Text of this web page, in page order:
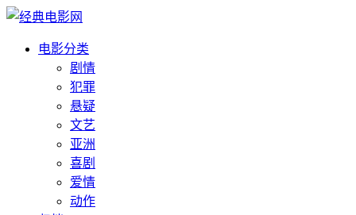
电影分类
剧情
犯罪
悬疑
文艺
亚洲
喜剧
爱情
动作